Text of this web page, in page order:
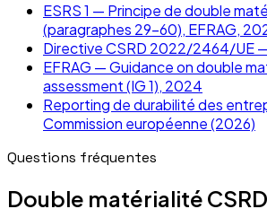
ESRS 1 — Principe de double
(paragraphes 29–60), EFRAG,
Directive CSRD 2022/2464/UE
EFRAG — Guidance on double
assessment (IG 1), 2024
Reporting de durabilité des
Commission européenne (2026)
Questions fréquentes
Double matérialité